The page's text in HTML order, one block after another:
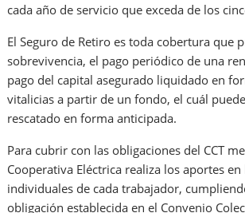
cada año de servicio que exceda de los
El Seguro de Retiro es toda cobertura que
sobrevivencia, el pago periódico de una
pago del capital asegurado liquidado en
vitalicias a partir de un fondo, el cuál
rescatado en forma anticipada.
Para cubrir con las obligaciones del CCT
Cooperativa Eléctrica realiza los aportes en
individuales de cada trabajador,
obligación establecida en el Convenio